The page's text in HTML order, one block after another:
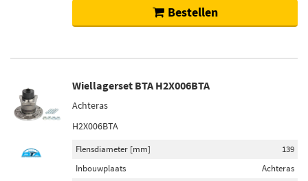
Bestellen
Wiellagerset BTA H2X006BTA
Achteras
H2X006BTA
Flensdiameter [mm]
139
Inbouwplaats
Achteras